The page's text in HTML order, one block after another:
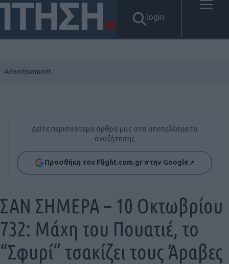
login
Δείτε περισσότερα άρθρα μας στα αποτελέσματα
αναζήτησης
Προσθήκη του Flight.com.gr στην Google↗
ΣΑΝ ΣΗΜΕΡΑ – 10 Οκτωβρίου
732: Μάχη του Πουατιέ, το
“Σφυρί” τσακίζει τους Άραβες